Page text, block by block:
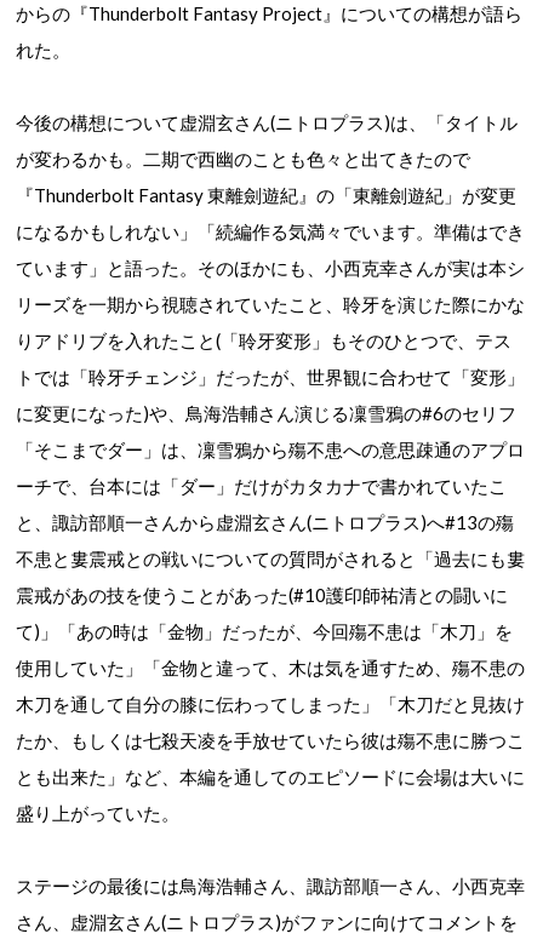
からの『Thunderbolt Fantasy Project』についての構想が語ら
れた。
今後の構想について 虚淵玄さん(ニトロプラス)は、「タイトル
が変わるかも。 二期で西幽のことも色々と出てきたので
『Thunderbolt Fantasy 東離劍遊紀』の「東離劍遊紀」が変更
になるかもしれない」「続編作る気満々でいます。準備はでき
ています」と語った。そのほかにも、小西克幸さんが実は本シ
リーズを一期から視聴されていたこと、聆牙を演じた際にかな
りアドリブを入れたこと(「聆牙変形」もそのひとつで、テス
トでは「聆牙チェンジ」だったが、世界観に合わせて「変形」
に変更になった)や、 鳥海浩輔さん演じる凜雪鴉の#6のセリフ
「そこまでダー」は、凜雪鴉から殤不患への意思疎通のアプロ
ーチで、台本には「ダー」だけがカタカナで書かれていたこ
と、諏訪部順一さんから 虚淵玄さん(ニトロプラス)へ#13の殤
不患と婁震戒との戦いについての質問がされると
「過去にも婁
震戒があの技を使うことがあった(#10護印師祐清との闘いに
て)」「あの時は「金物」だったが、今回殤不患は「木刀」を
使用していた」「金物と違って、木は気を通すため、殤不患の
木刀を通して自分の膝に伝わってしまった」「木刀だと見抜け
たか、もしくは七殺天凌を手放せていたら彼は殤不患に勝つこ
とも出来た」 など、本編を通してのエピソードに会場は大いに
盛り上がっていた。
ステージの最後には鳥海浩輔さん、諏訪部順一さん、小西克幸
さん、 虚淵玄さん(ニトロプラス)がファンに向けてコメントを